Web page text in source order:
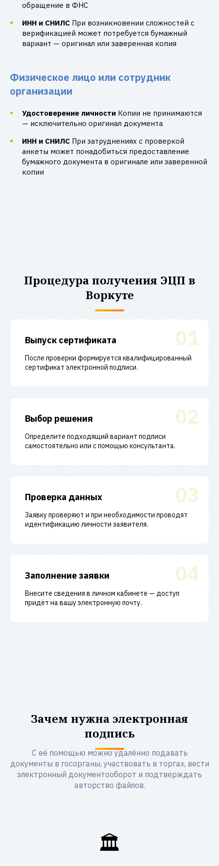
обращение в ФНС
ИНН и СНИЛС При возникновении сложностей с
верификацией может потребуется бумажный
вариант — оригинал или заверенная копия
Физическое лицо или сотрудник
организации
Удостоверение личности Копии не принимаются
— исключительно оригинал документа
ИНН и СНИЛС При затруднениях с проверкой
анкеты может понадобиться предоставление
бумажного документа в оригинале или заверенной
копии
Процедура получения ЭЦП в
Воркуте
01
Выпуск сертификата
После проверки формируется квалифицированный
сертификат электронной подписи.
02
Выбор решения
Определите подходящий вариант подписи
самостоятельно или с помощью консультанта.
03
Проверка данных
Заявку проверяют и при необходимости проводят
идентификацию личности заявителя.
04
Заполнение заявки
Внесите сведения в личном кабинете — доступ
придёт на вашу электронную почту.
Зачем нужна электронная
подпись
С её помощью можно удалённо подавать
документы в госорганы, участвовать в торгах, вести
электронный документооборот и подтверждать
авторство файлов.
🏛️